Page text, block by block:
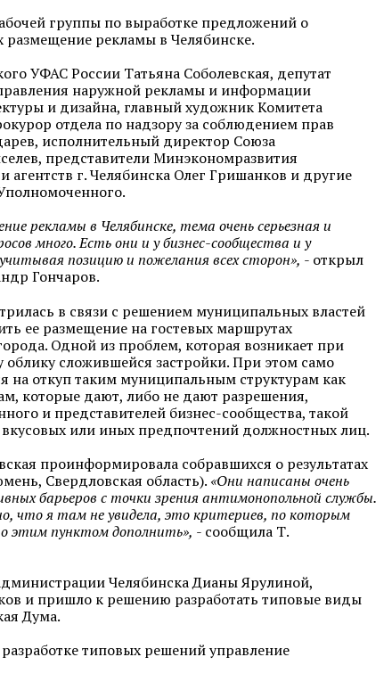
группы по выработке предложений о
рекламы в Челябинске.
УФАС России Татьяна Соболевская, депутат
наружной рекламы и информации
и дизайна, главный художник Комитета
отдела по надзору за соблюдением прав
исполнительный директор Союза
представители Минэкономразвития
г. Челябинска Олег Гришанков и другие
рекламы в Челябинске, тема очень серьезная и
много. Есть они и у бизнес-сообщества и у
позицию и пожелания всех сторон», - открыл
Гончаров.
в связи с решением муниципальных властей
ее размещение на гостевых маршрутах
Одной из проблем, которая возникает при
сложившейся застройки. При этом само
на откуп таким муниципальным структурам как
которые дают, либо не дают разрешения,
и представителей бизнес-сообщества, такой
или иных предпочтений должностных лиц.
проинформировала собравшихся о результатах
Свердловская область). «Они написаны очень
барьеров с точки зрения антимонопольной службы.
что я там не увидела, это критериев, по которым
пунктом дополнить», - сообщила Т.
Челябинска Дианы Ярулиной,
и пришло к решению разработать типовые виды
Дума.
типовых решений управление